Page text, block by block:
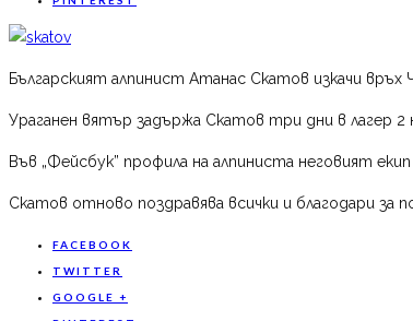
Българският алпинист Атанас Скатов изкачи
Ураганен вятър задържа Скатов три дни в лагер 2
Във „Фейсбук” профила на алпиниста неговият
Скатов отново поздравява всички и благодари за
FACEBOOK
TWITTER
GOOGLE +